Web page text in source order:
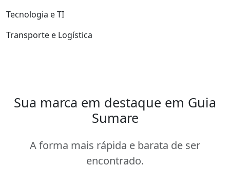
Tecnologia e TI
Transporte e Logística
Sua marca em destaque em Guia
Sumare
A forma mais rápida e barata de ser
encontrado.